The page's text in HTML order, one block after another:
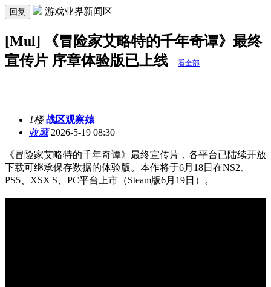
回复 游戏业界新闻区
[Mul] 《冒险家艾略特的千年奇谭》最终
宣传片 序章体验版已上线
看全部
1楼 战区观察媴
收藏2026-5-19 08:30
《冒险家艾略特的千年奇谭》最终宣传片，各平台已陆续开放
下载可继承保存数据的体验版。本作将于6月18日在NS2、
PS5、XSX|S、PC平台上市（Steam版6月19日）。